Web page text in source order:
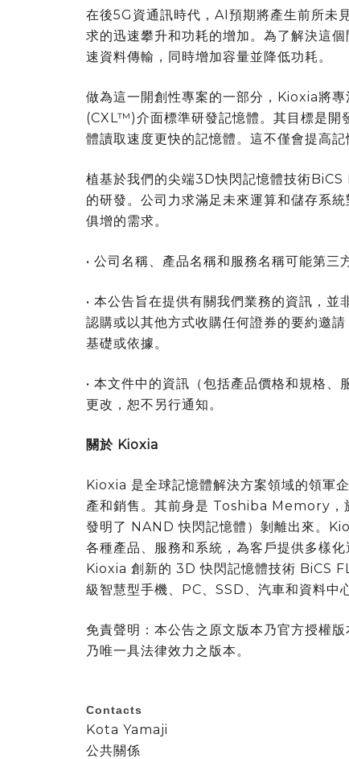
在後5G資通訊時代，AI預期將產生前所未
求的迅速攀升和功耗的增加。為了解決這
速資料傳輸，同時增加容量並降低功耗。
做為這一開創性專案的一部分，Kioxia
(CXL™)介面標準研發記憶體。其目標是開
體讀取速度更快的記憶體。這不僅會提高記
植基於我們的尖端3D快閃記憶體技術
的研發。公司力求滿足未來運算和儲存系
俱增的需求。
• 公司名稱、產品名稱和服務名稱可能第三
• 本公告旨在提供有關我們業務的資訊，並
認購或以其他方式收購任何證券的要約邀
基礎或依據。
• 本文件中的資訊（包括產品價格和規格
更改，恕不另行通知。
關於 Kioxia
Kioxia 是全球記憶體解決方案領域的領軍
產和銷售。其前身是 Toshiba Memory
發明了 NAND 快閃記憶體）剝離出來。
各種產品、服務和系統，為客戶提供多樣
Kioxia 創新的 3D 快閃記憶體技術 BiCS
級智慧型手機、PC、SSD、汽車和資料中
免責聲明：本公告之原文版本乃官方授權
乃唯一具法律效力之版本。
Contacts
Kota Yamaji
公共關係